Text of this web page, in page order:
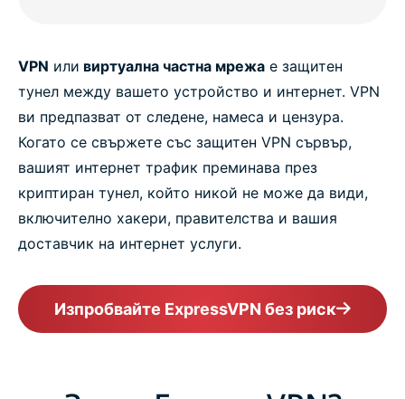
VPN или виртуална частна мрежа е защитен
тунел между вашето устройство и интернет. VPN
ви предпазват от следене, намеса и цензура.
Когато се свържете със защитен VPN сървър,
вашият интернет трафик преминава през
криптиран тунел, който никой не може да види,
включително хакери, правителства и вашия
доставчик на интернет услуги.
Изпробвайте ExpressVPN без риск